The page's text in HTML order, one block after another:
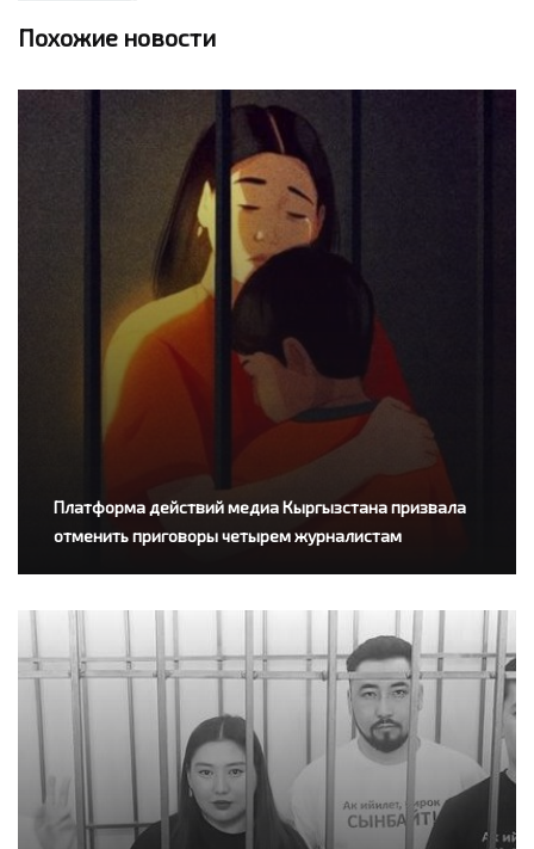
Похожие новости
Платформа действий медиа Кыргызстана призвала
отменить приговоры четырем журналистам